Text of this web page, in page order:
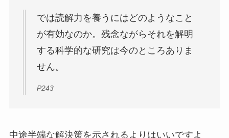
では読解力を養うにはどのようなこと
が有効なのか。残念ながらそれを解明
する科学的な研究は今のところありま
せん。
P243
中途半端な解決策を示されるよりはいいですよ